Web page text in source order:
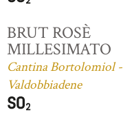
BRUT ROSÈ
MILLESIMATO
Cantina Bortolomiol -
Valdobbiadene